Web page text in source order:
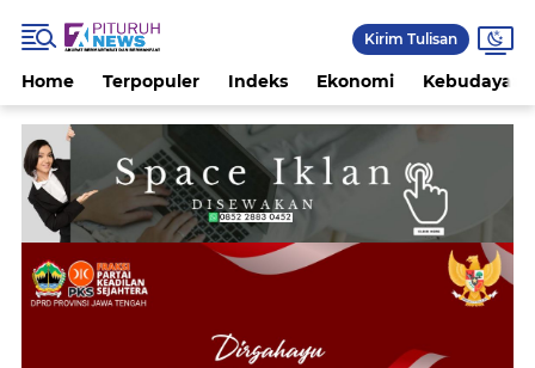
Kirim Tulisan
Home Terpopuler Indeks Ekonomi Kebudayaan